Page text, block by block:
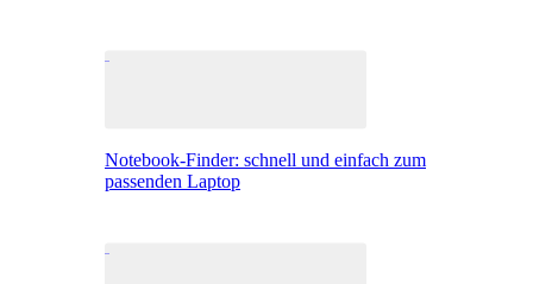
Notebook-Finder: schnell und einfach zum
passenden Laptop